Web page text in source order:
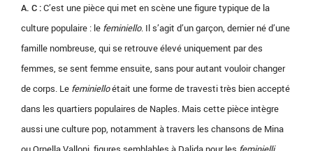
A. C :C’est une pièce qui met en scène une figure typique de la
culture populaire : le feminiello. Il s’agit d’un garçon, dernier né d’une
famille nombreuse, qui se retrouve élevé uniquement par des
femmes, se sent femme ensuite, sans pour autant vouloir changer
de corps. Le feminielloétait une forme de travesti très bien accepté
dans les quartiers populaires de Naples. Mais cette pièce intègre
aussi une culture pop, notamment à travers les chansons de Mina